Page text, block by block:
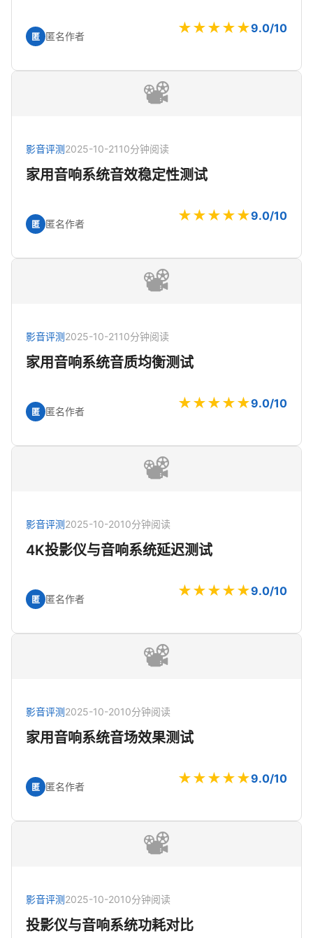
匿 匿名作者 ★★★★★9.0/10
📽️
影音评测2025-10-2110分钟阅读
家用音响系统音效稳定性测试
匿 匿名作者 ★★★★★9.0/10
📽️
影音评测2025-10-2110分钟阅读
家用音响系统音质均衡测试
匿 匿名作者 ★★★★★9.0/10
📽️
影音评测2025-10-2010分钟阅读
4K投影仪与音响系统延迟测试
匿 匿名作者 ★★★★★9.0/10
📽️
影音评测2025-10-2010分钟阅读
家用音响系统音场效果测试
匿 匿名作者 ★★★★★9.0/10
📽️
影音评测2025-10-2010分钟阅读
投影仪与音响系统功耗对比